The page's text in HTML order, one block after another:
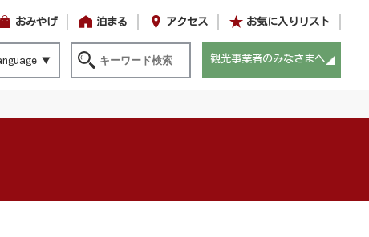
おみやげ 泊まる アクセス お気に入りリスト
観光事業者のみなさまへ